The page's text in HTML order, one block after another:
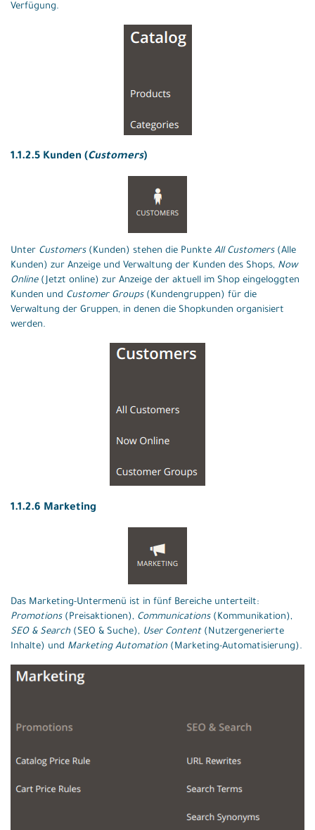
Verfügung.
1.1.2.5 Kunden (Customers)
Unter Customers(Kunden) stehen die Punkte All Customers(Alle
Kunden) zur Anzeige und Verwaltung der Kunden des Shops, Now
Online(Jetzt online) zur Anzeige der aktuell im Shop eingeloggten
Kunden und Customer Groups(Kundengruppen) für die
Verwaltung der Gruppen, in denen die Shopkunden organisiert
werden.
1.1.2.6 Marketing
Das Marketing-Untermenü ist in fünf Bereiche unterteilt:
Promotions(Preisaktionen), Communications(Kommunikation),
SEO & Search (SEO & Suche), User Content(Nutzergenerierte
Inhalte) und Marketing Automation (Marketing-Automatisierung).